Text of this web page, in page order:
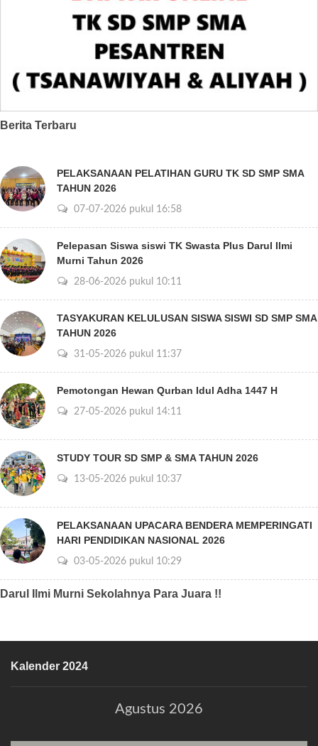
Berita Terbaru
PELAKSANAAN PELATIHAN GURU TK SD SMP SMA
TAHUN 2026
07-07-2026 pukul 16:58
Pelepasan Siswa siswi TK Swasta Plus Darul Ilmi
Murni Tahun 2026
28-06-2026 pukul 10:11
TASYAKURAN KELULUSAN SISWA SISWI SD SMP SMA
TAHUN 2026
31-05-2026 pukul 11:37
Pemotongan Hewan Qurban Idul Adha 1447 H
27-05-2026 pukul 14:11
STUDY TOUR SD SMP & SMA TAHUN 2026
13-05-2026 pukul 10:37
PELAKSANAAN UPACARA BENDERA MEMPERINGATI
HARI PENDIDIKAN NASIONAL 2026
03-05-2026 pukul 10:29
Darul Ilmi Murni Sekolahnya Para Juara !!
Kalender 2024
Agustus 2026